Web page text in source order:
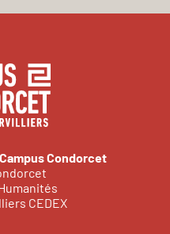
Condorcet
CEDEX